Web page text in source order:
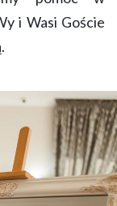
i Wasi Goście